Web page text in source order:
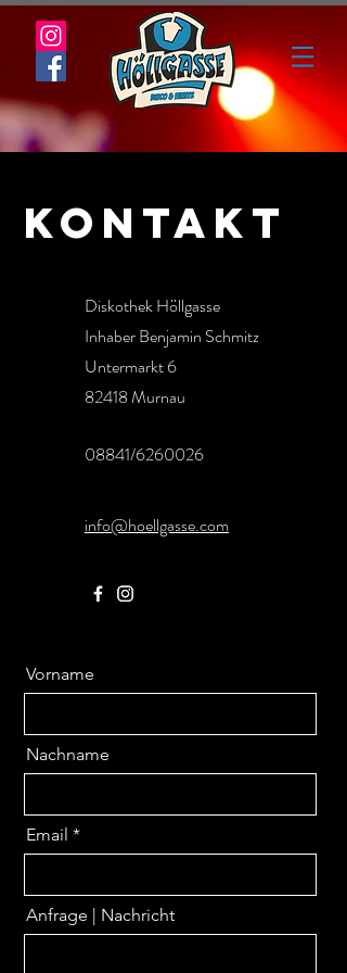
Kontakt
Diskothek Höllgasse
Inhaber Benjamin Schmitz
Untermarkt 6
82418 Murnau
08841/6260026
info@hoellgasse.com
Vorname
Nachname
Email
Anfrage | Nachricht